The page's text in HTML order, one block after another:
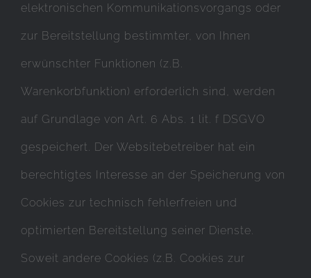
elektronischen Kommunikationsvorgangs oder
zur Bereitstellung bestimmter, von Ihnen
erwünschter Funktionen (z.B.
Warenkorbfunktion) erforderlich sind, werden
auf Grundlage von Art. 6 Abs. 1 lit. f DSGVO
gespeichert. Der Websitebetreiber hat ein
berechtigtes Interesse an der Speicherung von
Cookies zur technisch fehlerfreien und
optimierten Bereitstellung seiner Dienste.
Soweit andere Cookies (z.B. Cookies zur